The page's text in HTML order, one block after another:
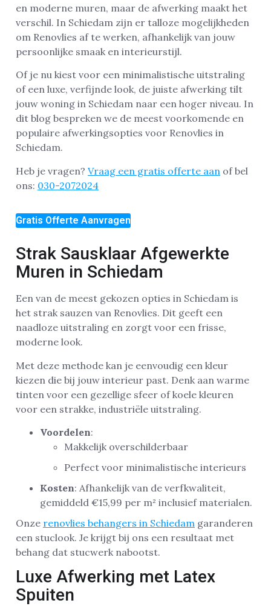
en moderne muren, maar de afwerking maakt het
verschil. In Schiedam zijn er talloze mogelijkheden
om Renovlies af te werken, afhankelijk van jouw
persoonlijke smaak en interieurstijl.
Of je nu kiest voor een minimalistische uitstraling
of een luxe, verfijnde look, de juiste afwerking tilt
jouw woning in Schiedam naar een hoger niveau. In
dit blog bespreken we de meest voorkomende en
populaire afwerkingsopties voor Renovlies in
Schiedam.
Heb je vragen? Vraag een gratis offerte aan of bel
ons: 030-2072024
Gratis Offerte Aanvragen
Strak Sausklaar Afgewerkte
Muren in Schiedam
Een van de meest gekozen opties in Schiedam is
het strak sauzen van Renovlies. Dit geeft een
naadloze uitstraling en zorgt voor een frisse,
moderne look.
Met deze methode kan je eenvoudig een kleur
kiezen die bij jouw interieur past. Denk aan warme
tinten voor een gezellige sfeer of koele kleuren
voor een strakke, industriële uitstraling.
Voordelen:
Makkelijk overschilderbaar
Perfect voor minimalistische interieurs
Kosten: Afhankelijk van de verfkwaliteit,
gemiddeld €15,99 per m² inclusief materialen.
Onze renovlies behangers in Schiedam garanderen
een stuclook. Je krijgt bij ons een resultaat met
behang dat stucwerk nabootst.
Luxe Afwerking met Latex
Spuiten